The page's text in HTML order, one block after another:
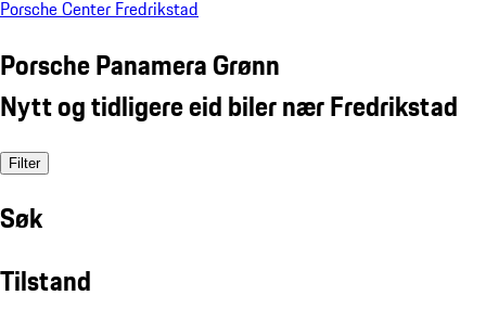
Porsche Center Fredrikstad
Porsche Panamera Grønn
Nytt og tidligere eid biler nær Fredrikstad
Filter
Søk
Tilstand